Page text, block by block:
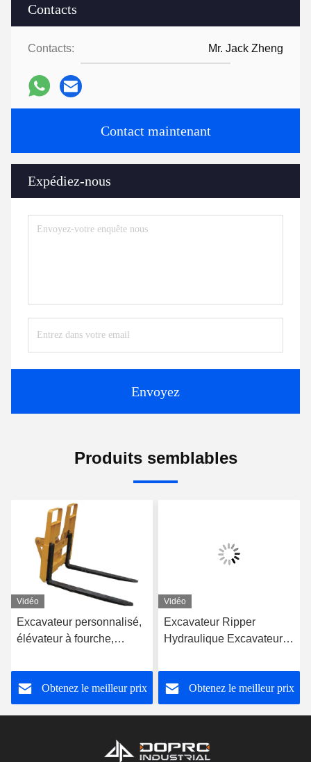
Contacts
Contacts: Mr. Jack Zheng
Contact maintenant
Expédiez-nous
Envoyez
Produits semblables
Vidéo
Excavateur personnalisé,
élévateur à fourche,
chariot élévateur à fourche
Obtenez le meilleur prix
Vidéo
Excavateur Ripper
Hydraulique Excavateur
Magnéte de levage de
déchets métalliques
Obtenez le meilleur prix